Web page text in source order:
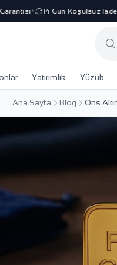
✦ 14 Gün Koşulsuz İade✦ 3
Yatırımlık Yüzük
Ana Sayfa Blog Ons